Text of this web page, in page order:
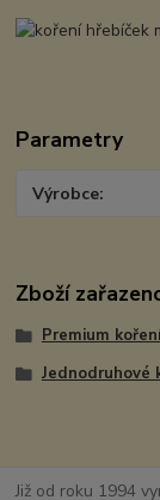
Parametry
Výrobce
Zboží
Premium
Jednodruhové
Již od roku 1994